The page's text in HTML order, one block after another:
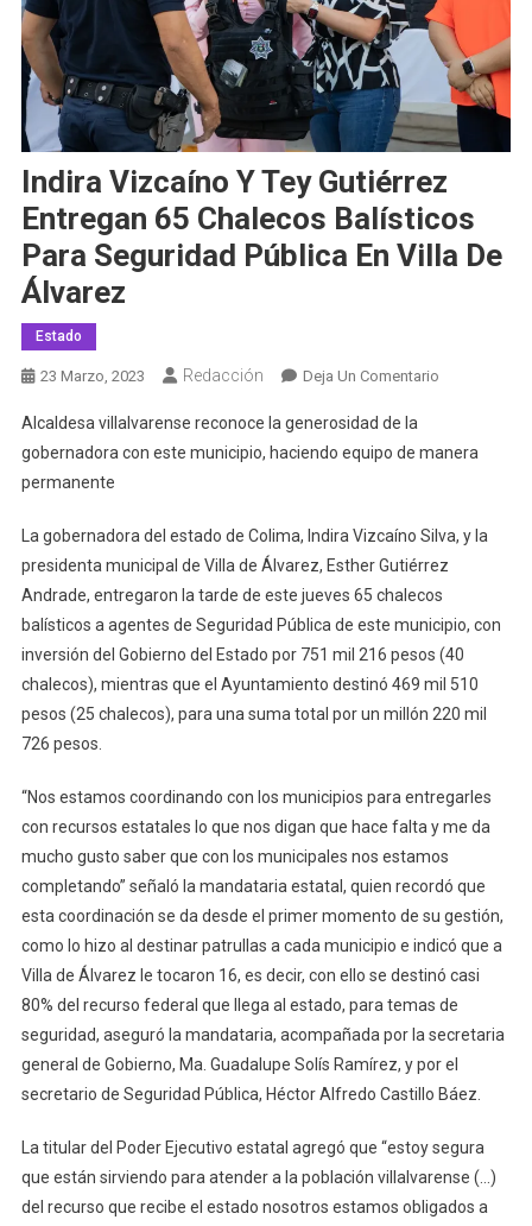
Indira Vizcaíno Y Tey Gutiérrez
Entregan 65 Chalecos Balísticos
Para Seguridad Pública En Villa De
Álvarez
Estado
23 Marzo, 2023 Redacción Deja Un ComentarioEn
Y
Entregan
65
Chalecos
Balísticos
Para
Seguridad
Pública
Álvarez
Alcaldesa villalvarense reconoce la generosidad de la
gobernadora con este municipio, haciendo equipo de manera
permanente
La gobernadora del estado de Colima, Indira Vizcaíno Silva, y la
presidenta municipal de Villa de Álvarez, Esther Gutiérrez
Andrade, entregaron la tarde de este jueves 65 chalecos
balísticos a agentes de Seguridad Pública de este municipio, con
inversión del Gobierno del Estado por 751 mil 216 pesos (40
chalecos), mientras que el Ayuntamiento destinó 469 mil 510
pesos (25 chalecos), para una suma total por un millón 220 mil
726 pesos.
“Nos estamos coordinando con los municipios para entregarles
con recursos estatales lo que nos digan que hace falta y me da
mucho gusto saber que con los municipales nos estamos
completando” señaló la mandataria estatal, quien recordó que
esta coordinación se da desde el primer momento de su gestión,
como lo hizo al destinar patrullas a cada municipio e indicó que a
Villa de Álvarez le tocaron 16, es decir, con ello se destinó casi
80% del recurso federal que llega al estado, para temas de
seguridad, aseguró la mandataria, acompañada por la secretaria
general de Gobierno, Ma. Guadalupe Solís Ramírez, y por el
secretario de Seguridad Pública, Héctor Alfredo Castillo Báez.
La titular del Poder Ejecutivo estatal agregó que “estoy segura
que están sirviendo para atender a la población villalvarense (…)
del recurso que recibe el estado nosotros estamos obligados a